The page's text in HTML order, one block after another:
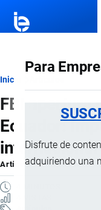
Para
Disfrute de
adquiriendo una
Ruta
de
navegación
Inicio
FBI apertura
Ecuador:
ArtículoporJaime Mise,